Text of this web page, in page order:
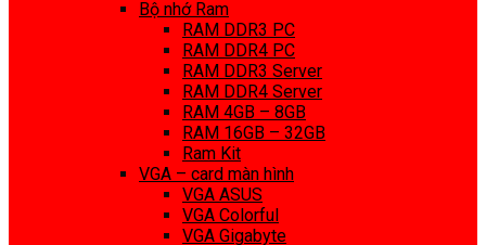
Bộ nhớ Ram
RAM DDR3 PC
RAM DDR4 PC
RAM DDR3 Server
RAM DDR4 Server
RAM 4GB – 8GB
RAM 16GB – 32GB
Ram Kit
VGA – card màn hình
VGA ASUS
VGA Colorful
VGA Gigabyte